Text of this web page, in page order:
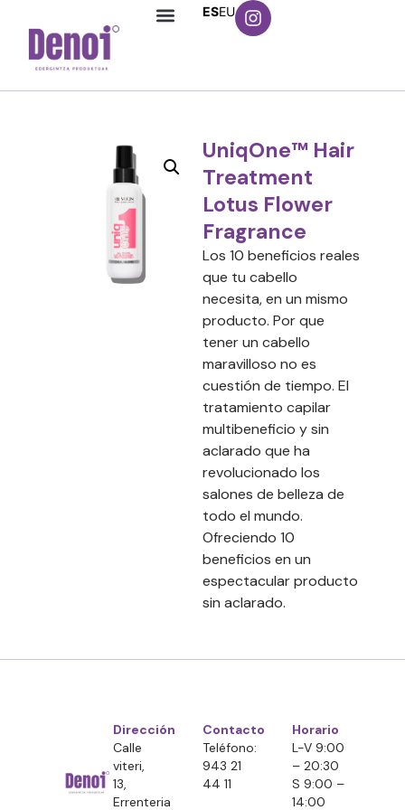
ESEU
UniqOne™ Hair
Treatment
Lotus Flower
Fragrance
Los 10 beneficios reales
que tu cabello
necesita, en un mismo
producto. Por que
tener un cabello
maravilloso no es
cuestión de tiempo. El
tratamiento capilar
multibeneficio y sin
aclarado que ha
revolucionado los
salones de belleza de
todo el mundo.
Ofreciendo 10
beneficios en un
espectacular producto
sin aclarado.
Dirección
Calle
viteri,
13,
Errenteria
Contacto
Teléfono:
943 21
44 11
Horario
L-V 9:00
– 20:30
S 9:00 –
14:00